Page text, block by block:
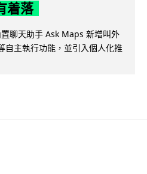
着落
聊天助手 Ask Maps 新增叫外
自主執行功能，並引入個人化推